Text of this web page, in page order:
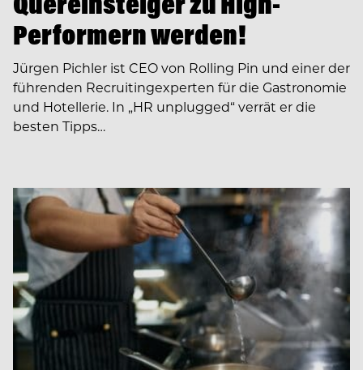
Performern werden!
Jürgen Pichler ist CEO von Rolling Pin und einer der
führenden Recruiting­experten für die Gastronomie
und Hotellerie. In ­­„HR unplugged“ verrät er die
besten Tipps…